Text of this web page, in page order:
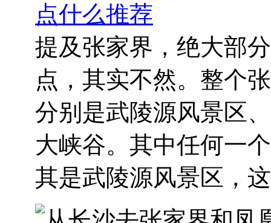
点什么推荐
提及张家界，绝大部
点，其实不然。整个
分别是武陵源风景区
大峡谷。其中任何一
其是武陵源风景区，